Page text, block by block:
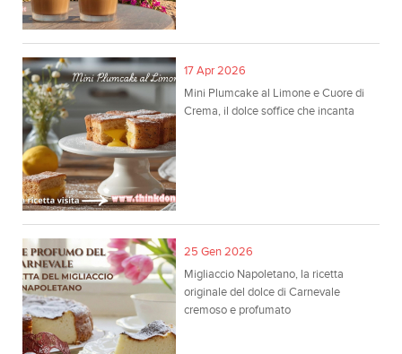
17 Apr 2026
Mini Plumcake al Limone e Cuore di
Crema, il dolce soffice che incanta
25 Gen 2026
Migliaccio Napoletano, la ricetta
originale del dolce di Carnevale
cremoso e profumato